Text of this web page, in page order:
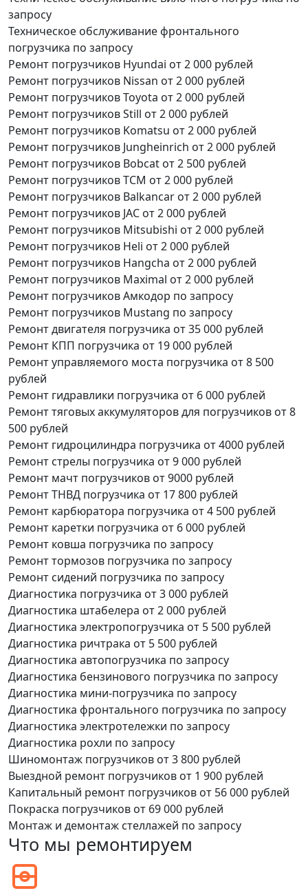
запросу
Техническое обслуживание фронтального
погрузчика по запросу
Ремонт погрузчиков Hyundai от 2 000 рублей
Ремонт погрузчиков Nissan от 2 000 рублей
Ремонт погрузчиков Toyota от 2 000 рублей
Ремонт погрузчиков Still от 2 000 рублей
Ремонт погрузчиков Komatsu от 2 000 рублей
Ремонт погрузчиков Jungheinrich от 2 000 рублей
Ремонт погрузчиков Bobcat от 2 500 рублей
Ремонт погрузчиков TCM от 2 000 рублей
Ремонт погрузчиков Balkancar от 2 000 рублей
Ремонт погрузчиков JAC от 2 000 рублей
Ремонт погрузчиков Mitsubishi от 2 000 рублей
Ремонт погрузчиков Heli от 2 000 рублей
Ремонт погрузчиков Hangcha от 2 000 рублей
Ремонт погрузчиков Maximal от 2 000 рублей
Ремонт погрузчиков Амкодор по запросу
Ремонт погрузчиков Mustang по запросу
Ремонт двигателя погрузчика от 35 000 рублей
Ремонт КПП погрузчика от 19 000 рублей
Ремонт управляемого моста погрузчика от 8 500
рублей
Ремонт гидравлики погрузчика от 6 000 рублей
Ремонт тяговых аккумуляторов для погрузчиков от 8
500 рублей
Ремонт гидроцилиндра погрузчика от 4000 рублей
Ремонт стрелы погрузчика от 9 000 рублей
Ремонт мачт погрузчиков от 9000 рублей
Ремонт ТНВД погрузчика от 17 800 рублей
Ремонт карбюратора погрузчика от 4 500 рублей
Ремонт каретки погрузчика от 6 000 рублей
Ремонт ковша погрузчика по запросу
Ремонт тормозов погрузчика по запросу
Ремонт сидений погрузчика по запросу
Диагностика погрузчика от 3 000 рублей
Диагностика штабелера от 2 000 рублей
Диагностика электропогрузчика от 5 500 рублей
Диагностика ричтрака от 5 500 рублей
Диагностика автопогрузчика по запросу
Диагностика бензинового погрузчика по запросу
Диагностика мини-погрузчика по запросу
Диагностика фронтального погрузчика по запросу
Диагностика электротележки по запросу
Диагностика рохли по запросу
Шиномонтаж погрузчиков от 3 800 рублей
Выездной ремонт погрузчиков от 1 900 рублей
Капитальный ремонт погрузчиков от 56 000 рублей
Покраска погрузчиков от 69 000 рублей
Монтаж и демонтаж стеллажей по запросу
Что мы ремонтируем